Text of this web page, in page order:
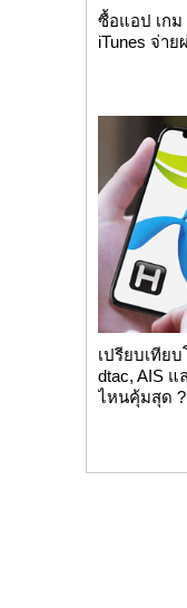
ซื้อแอป เกม
iTunes จ่า
เปรียบเทีย
dtac, AIS แ
ไหนคุ้มสุด ?